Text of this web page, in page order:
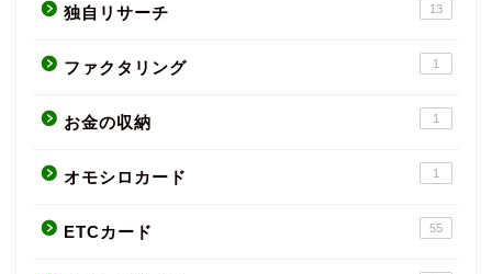
独自リサーチ 13
ファクタリング 1
お金の収納 1
オモシロカード 1
ETCカード 55